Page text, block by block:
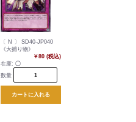
〔 N 〕 SD40-JP040
《大捕り物》
￥80 (税込)
在庫: ◯
数量
カートに入れる